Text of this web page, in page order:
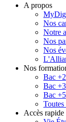
A propos
Nos
Notre
Nos
Nos
Nos
Bac +2
Bac +3
Bac +5
Accès rapide